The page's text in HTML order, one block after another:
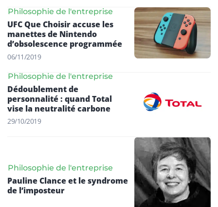
Philosophie de l'entreprise
UFC Que Choisir accuse les
manettes de Nintendo
d’obsolescence programmée
06/11/2019
Philosophie de l'entreprise
Dédoublement de
personnalité : quand Total
vise la neutralité carbone
29/10/2019
Philosophie de l'entreprise
Pauline Clance et le syndrome
de l’imposteur